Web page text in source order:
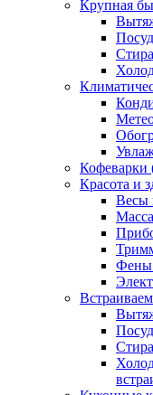
Крупная
Кофеварки
Красота и
Весы
Фены